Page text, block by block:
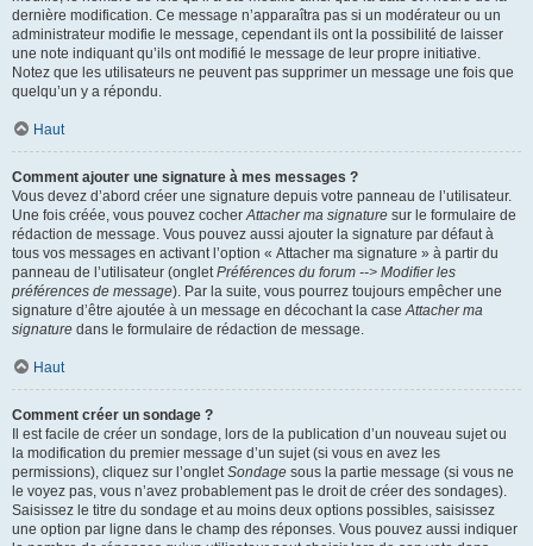
dernière modification. Ce message n’apparaîtra pas si un modérateur ou un
administrateur modifie le message, cependant ils ont la possibilité de laisser
une note indiquant qu’ils ont modifié le message de leur propre initiative.
Notez que les utilisateurs ne peuvent pas supprimer un message une fois que
quelqu’un y a répondu.
Haut
Comment ajouter une signature à mes messages ?
Vous devez d’abord créer une signature depuis votre panneau de l’utilisateur.
Une fois créée, vous pouvez cocherAttacher ma signature sur le formulaire de
rédaction de message. Vous pouvez aussi ajouter la signature par défaut à
tous vos messages en activant l’option « Attacher ma signature » à partir du
panneau de l’utilisateur (ongletPréférences du forum --> Modifier les
préférences de message). Par la suite, vous pourrez toujours empêcher une
signature d’être ajoutée à un message en décochant la caseAttacher ma
signature dans le formulaire de rédaction de message.
Haut
Comment créer un sondage ?
Il est facile de créer un sondage, lors de la publication d’un nouveau sujet ou
la modification du premier message d’un sujet (si vous en avez les
permissions), cliquez sur l’ongletSondage sous la partie message (si vous ne
le voyez pas, vous n’avez probablement pas le droit de créer des sondages).
Saisissez le titre du sondage et au moins deux options possibles, saisissez
une option par ligne dans le champ des réponses. Vous pouvez aussi indiquer